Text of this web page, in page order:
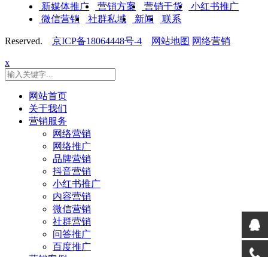
新媒体推广
营销方案 营销干货
小红书推广
微信营销
社群私域 新闻 联系
Reserved. 京ICP备18064448号-4 网站地图 网络营销
x
网站首页
关于我们
营销服务
网络营销
网络推广
品牌营销
抖音营销
小红书推广
内容营销
微信营销
社群营销
问答推广
百度推广